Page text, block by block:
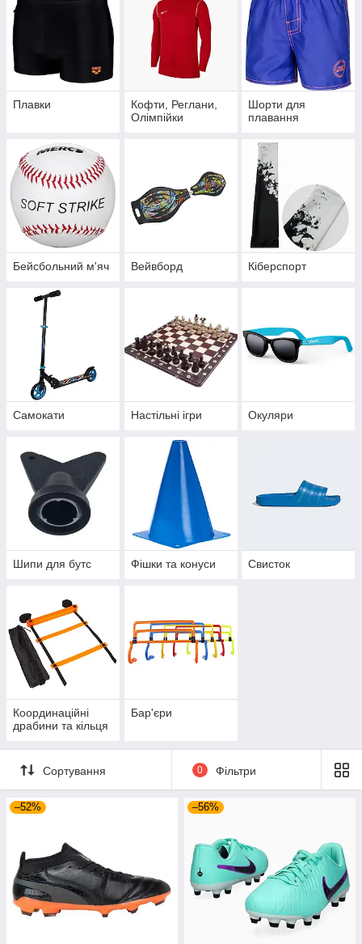
Плавки
Кофти, Реглани,
Олімпійки
Шорти для
плавання
Бейсбольний м'яч Вейвборд Кіберспорт
Самокати Настільні ігри Окуляри
Шипи для бутс Фішки та конуси Свисток
Координаційні
драбини та кільця
Бар'єри
Сортування 0 Фільтри
–52% –56%